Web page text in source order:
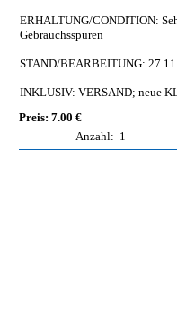
ERHALTUNG/CONDITION:
Gebrauchsspuren
STAND/BEARBEITUNG:
INKLUSIV: VERSAND; neue
Preis: 7.00 €
Anzahl: 1